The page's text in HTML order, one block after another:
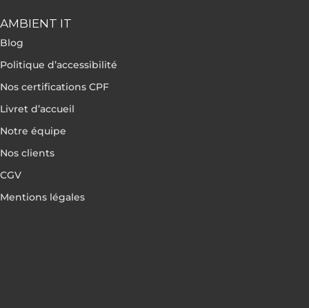
AMBIENT IT
Blog
Politique d’accessibilité
Nos certifications CPF
Livret d’accueil
Notre équipe
Nos clients
CGV
Mentions légales